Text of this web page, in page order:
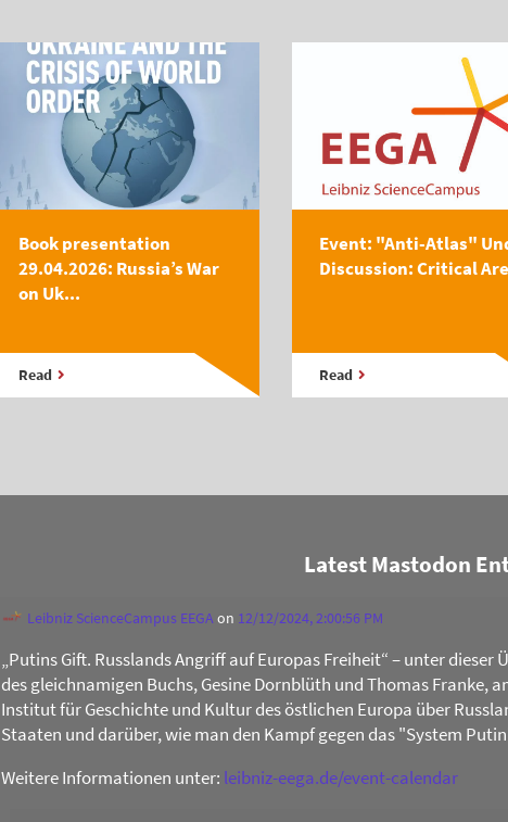
Book presentation
29.04.2026: Russia’s War
on Uk...
Read
Event: "Anti-Atlas"
Discussion: Critical
Read
Latest Mastodon
Leibniz ScienceCampus EEGAon 12/12/2024, 2:00:56 PM
„Putins Gift. Russlands Angriff auf Europas Freiheit“ – unter
des gleichnamigen Buchs, Gesine Dornblüth und Thomas Franke,
Institut für Geschichte und Kultur des östlichen Europa über
Staaten und darüber, wie man den Kampf gegen das "System
Weitere Informationen unter: leibniz-eega.de/event-calendar